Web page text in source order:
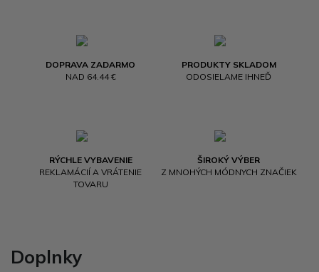
DOPRAVA ZADARMO
NAD 64.44 €
PRODUKTY SKLADOM
ODOSIELAME IHNEĎ
RÝCHLE VYBAVENIE
REKLAMÁCIÍ A VRÁTENIE
TOVARU
ŠIROKÝ VÝBER
Z MNOHÝCH MÓDNYCH ZNAČIEK
Doplnky